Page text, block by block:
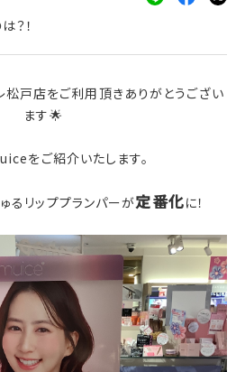
？！
松戸店をご利用頂きありがとうござい
ます🌟
をご紹介いたします。
るリッププランパーが定番化に！